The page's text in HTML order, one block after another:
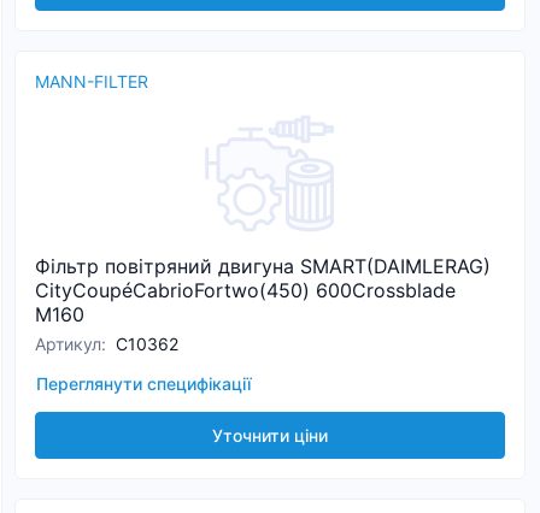
MANN-FILTER
Фільтр повітряний двигуна SMART(DAIMLERAG)
CityCoupéCabrioFortwo(450) 600Crossblade
M160
Артикул: C10362
Переглянути специфікації
Уточнити ціни